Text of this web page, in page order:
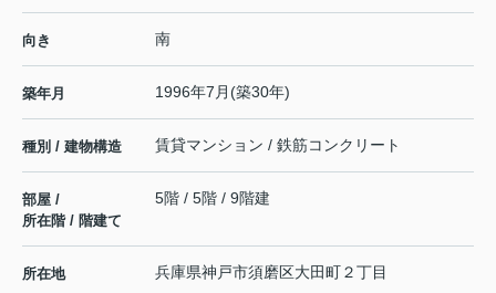
向き 南
築年月 1996年7月(築30年)
種別 / 建物構造 賃貸マンション / 鉄筋コンクリート
部屋 /
所在階 / 階建て
5階 / 5階 / 9階建
所在地 兵庫県神戸市須磨区大田町２丁目